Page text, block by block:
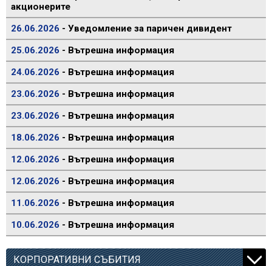
акционерите
26.06.2026 - Уведомление за паричен дивидент
25.06.2026 - Вътрешна информация
24.06.2026 - Вътрешна информация
23.06.2026 - Вътрешна информация
23.06.2026 - Вътрешна информация
18.06.2026 - Вътрешна информация
12.06.2026 - Вътрешна информация
12.06.2026 - Вътрешна информация
11.06.2026 - Вътрешна информация
10.06.2026 - Вътрешна информация
КОРПОРАТИВНИ СЪБИТИЯ